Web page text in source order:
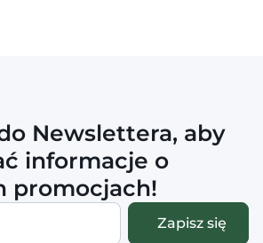
Newslettera, aby
informacje o
promocjach!
Zapisz się